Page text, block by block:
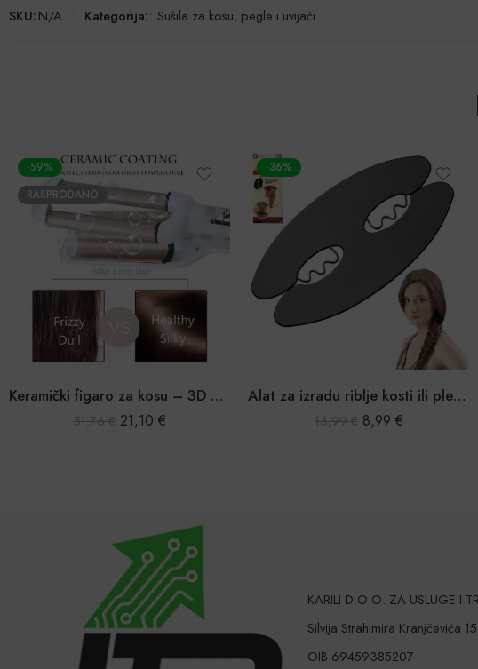
SKU:N/A Kategorija:: Sušila za kosu, pegle i uvijači
-59%
RASPRODANO
Keramički figaro za kosu – 3D WAVER
51,76€ 21,10 €
-36%
Alat za izradu riblje kosti ili pletenice
13,99€ 8,99 €
KARILI D.O.O. ZA USLUGE I
Silvija Strahimira Kranjčevića
OIB 69459385207